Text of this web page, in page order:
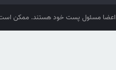
مسئول پست خود هستند. ممکن